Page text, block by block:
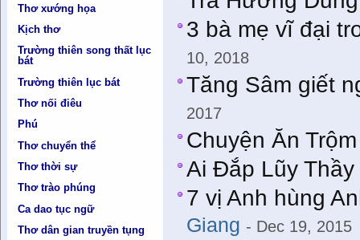
Thơ xướng họa
Kịch thơ
Trường thiên song thất lục
bát
Trường thiên lục bát
Thơ nối điêu
Phú
Thơ chuyển thể
Thơ thời sự
Thơ trào phúng
Ca dao tục ngữ
Thơ dân gian truyền tụng
3 bà mẹ vĩ đại
10, 2018
Tăng Sâm giết
2017
Chuyện Ăn
Ai Đắp Lũy Thầy
7 vị Anh hùng
Giang - Dec 19, 2015